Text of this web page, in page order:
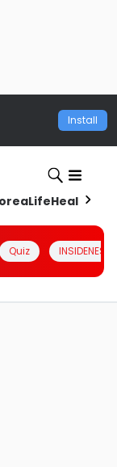
Install
LifeHealth
Quiz INSIDENESIA